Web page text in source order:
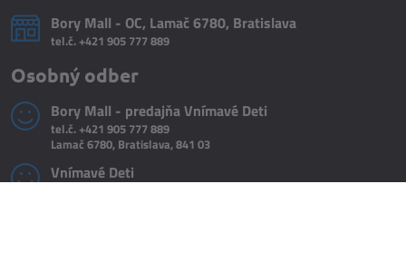
Bory Mall - OC, Lamač 6780, Bratislava
tel.č.+421 905 777 889
Osobný odber
Bory Mall - predajňa Vnímavé Deti
tel.č.+421 905 777 889
Lamač 6780, Bratislava, 841 03
Vnímavé Deti